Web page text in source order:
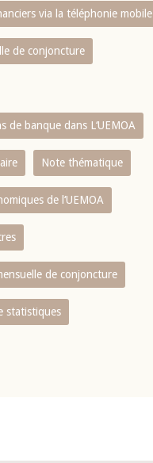
via la téléphonie mobile
de conjoncture
de banque dans L‘UEMOA
Note thématique
de l‘UEMOA
de conjoncture
statistiques